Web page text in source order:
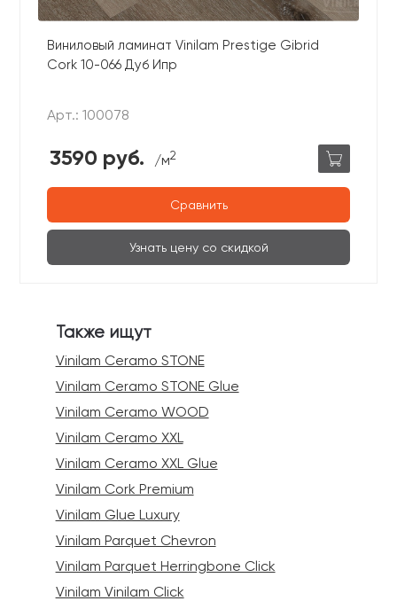
Виниловый ламинат Vinilam Prestige Gibrid
Cork 10-066 Дуб Ипр
Арт.: 100078
3590 руб. /м2
Сравнить
Узнать цену со скидкой
Также ищут
Vinilam Ceramo STONE
Vinilam Ceramo STONE Glue
Vinilam Ceramo WOOD
Vinilam Ceramo XXL
Vinilam Ceramo XXL Glue
Vinilam Cork Premium
Vinilam Glue Luxury
Vinilam Parquet Chevron
Vinilam Parquet Herringbone Click
Vinilam Vinilam Click